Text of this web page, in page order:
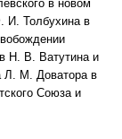
в новом
И. Толбухина в
Н. В. Ватутина и
Л. М. Доватора в
Союза и